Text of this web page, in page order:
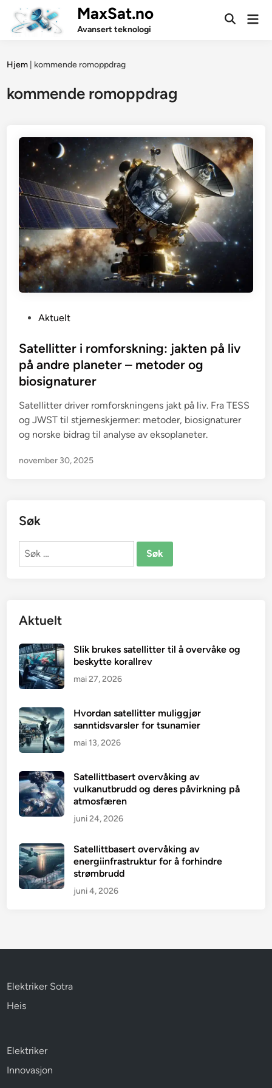
content
MaxSat.no
Avansert teknologi
Open
Hjem kommende romoppdrag
kommende romoppdrag
s
t
e
i
n
Aktuelt
Satellitter i romforskning: jakten på liv
på andre planeter – metoder og
biosignaturer
Satellitter driver romforskningens jakt på liv. Fra TESS
og JWST til stjerneskjermer: metoder, biosignaturer
og norske bidrag til analyse av eksoplaneter.
november 30, 2025
Søk
Søk
Aktuelt
Slik brukes satellitter til å overvåke og
beskytte korallrev
mai 27, 2026
Hvordan satellitter muliggjør
sanntidsvarsler for tsunamier
mai 13, 2026
Satellittbasert overvåking av
vulkanutbrudd og deres påvirkning på
atmosfæren
juni 24, 2026
Satellittbasert overvåking av
energiinfrastruktur for å forhindre
strømbrudd
juni 4, 2026
Elektriker Sotra
Heis
Elektriker
Innovasjon